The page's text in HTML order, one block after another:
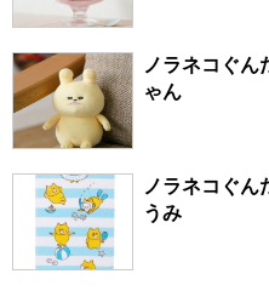
ノラネコぐ
ゃん
ノラネコぐ
うみ